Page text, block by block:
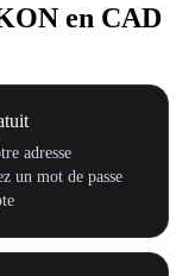
en CAD
adresse
un mot de passe